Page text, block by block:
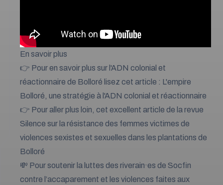
En savoir plus
👉 Pour en savoir plus sur l'ADN colonial et
réactionnaire de Bolloré lisez cet article : L'empire
Bolloré, une stratégie à l'ADN colonial et réactionnaire
👉 Pour aller plus loin, cet excellent article de la revue
Silence sur la résistance des femmes victimes de
violences sexistes et sexuelles dans les plantations de
Bolloré
💸 Pour soutenir la luttes des riverain·es de Socfin
contre l’accaparement et les violences faites aux